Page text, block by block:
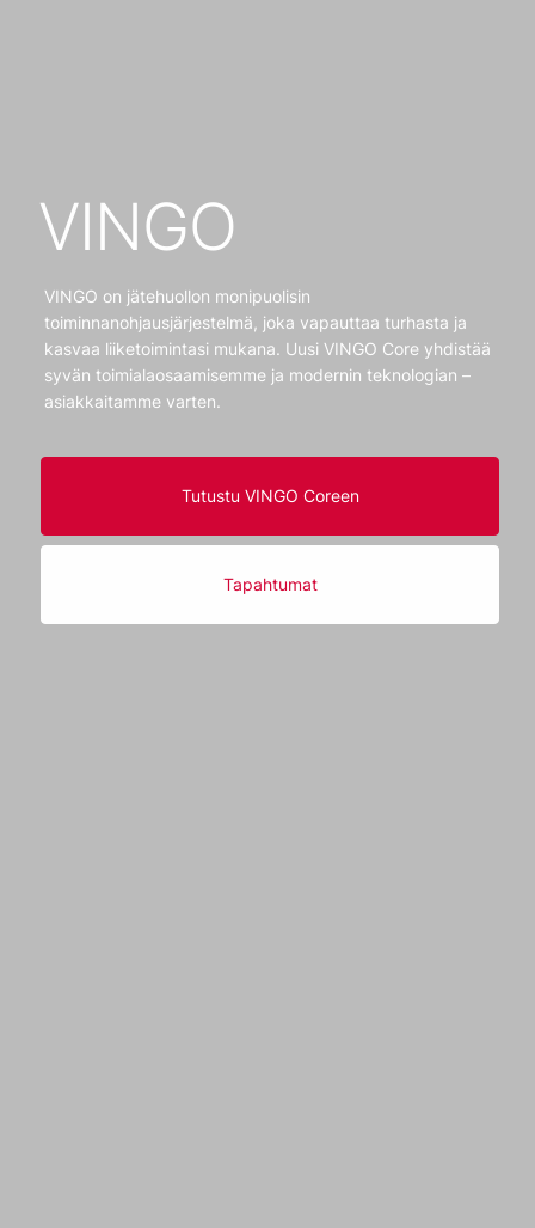
VINGO
VINGO on jätehuollon monipuolisin
toiminnanohjausjärjestelmä, joka vapauttaa turhasta ja
kasvaa liiketoimintasi mukana. Uusi VINGO Core yhdistää
syvän toimialaosaamisemme ja modernin teknologian –
asiakkaitamme varten.
Tutustu VINGO Coreen
Tapahtumat